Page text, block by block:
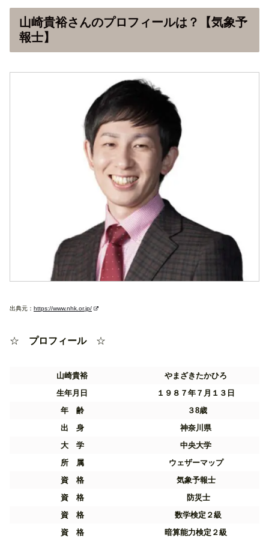
山崎貴裕さんのプロフィールは？【気象予
報士】
出典元： https://www.nhk.or.jp/
☆ プロフィール ☆
山崎貴裕
やまざきたかひろ
生年月日
１９８７年７月１３日
年 齢
３8歳
出 身
神奈川県
大 学
中央大学
所 属
ウェザーマップ
資 格
気象予報士
資 格
防災士
資 格
数学検定２級
資 格
暗算能力検定２級